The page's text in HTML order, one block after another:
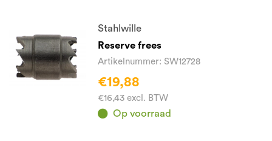
Stahlwille
Reserve frees
Artikelnummer: SW12728
€19,88
€16,43 excl. BTW
Op voorraad